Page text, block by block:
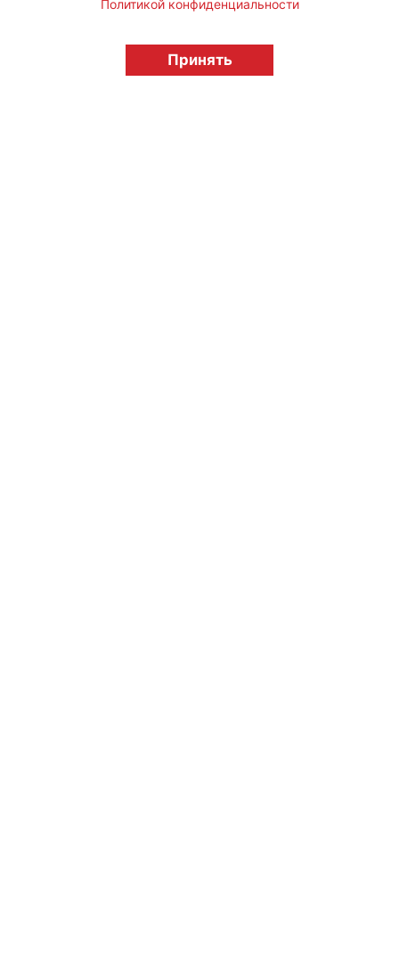
licensingrussia.ru, 2009-2026 12+
Политикой конфиденциальности
Принять